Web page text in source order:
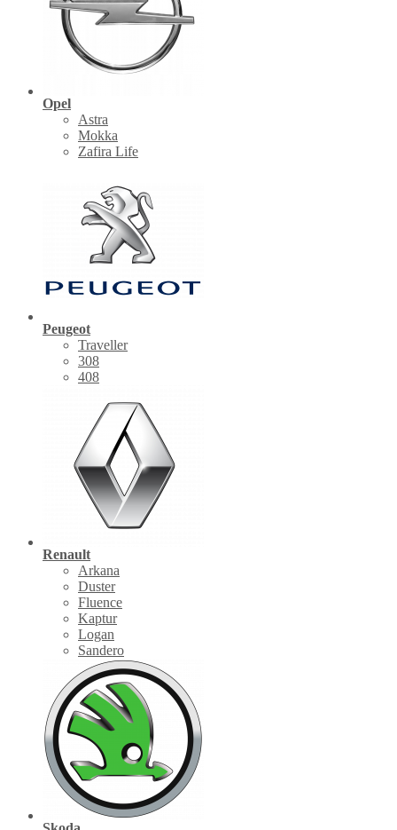
Opel
Astra
Mokka
Zafira Life
Peugeot
Traveller
308
408
Renault
Arkana
Duster
Fluence
Kaptur
Logan
Sandero